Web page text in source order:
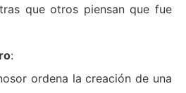
que otros piensan que fue
:
ordena la creación de una